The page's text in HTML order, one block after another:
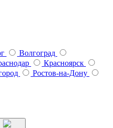
Волгоград
Красноярск
Ростов-на-Дону